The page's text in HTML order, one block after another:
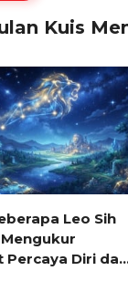
Kuis
Leo Sih
Percaya Diri dan